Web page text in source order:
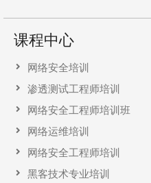
课程中心
网络安全培训
渗透测试工程师培训
网络安全工程师培训班
网络运维培训
网络安全工程师培训
黑客技术专业培训